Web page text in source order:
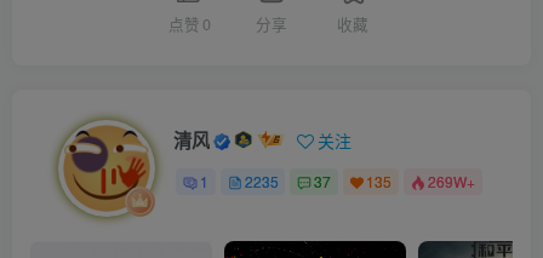
点赞 0 分享 收藏
清风 关注
1 2235 37 135 269W+